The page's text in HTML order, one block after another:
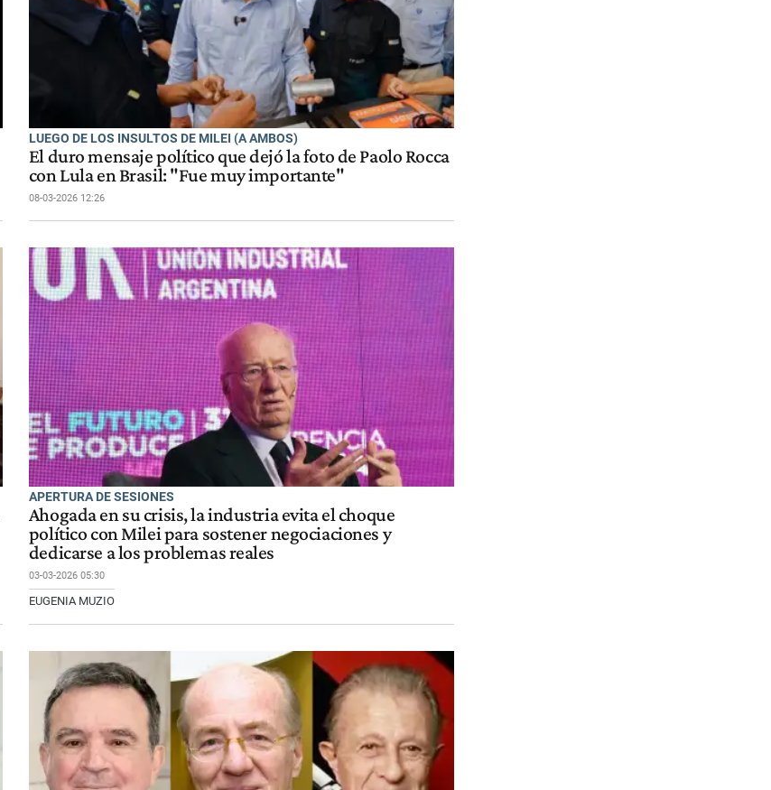
LUEGO DE LOS INSULTOS DE MILEI (A AMBOS)
El duro mensaje político que dejó la foto de Paolo Rocca
con Lula en Brasil: "Fue muy importante"
08-03-2026 12:26
APERTURA DE SESIONES
Ahogada en su crisis, la industria evita el choque
político con Milei para sostener negociaciones y
dedicarse a los problemas reales
03-03-2026 05:30
EUGENIA MUZIO